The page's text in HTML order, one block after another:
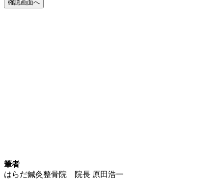
筆者
はらだ鍼灸整骨院 院長 原田浩一